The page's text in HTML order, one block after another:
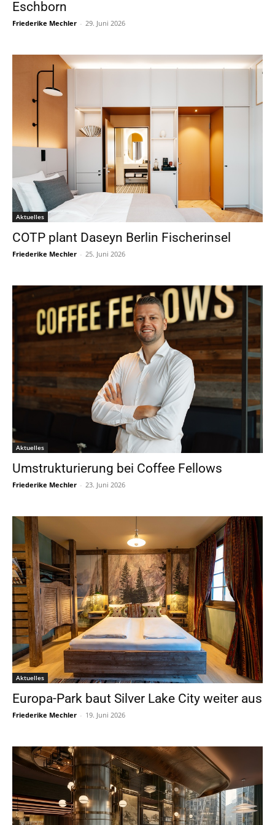
Eschborn
Friederike Mechler - 29. Juni 2026
Aktuelles
COTP plant Daseyn Berlin Fischerinsel
Friederike Mechler - 25. Juni 2026
Aktuelles
Umstrukturierung bei Coffee Fellows
Friederike Mechler - 23. Juni 2026
Aktuelles
Europa-Park baut Silver Lake City weiter aus
Friederike Mechler - 19. Juni 2026